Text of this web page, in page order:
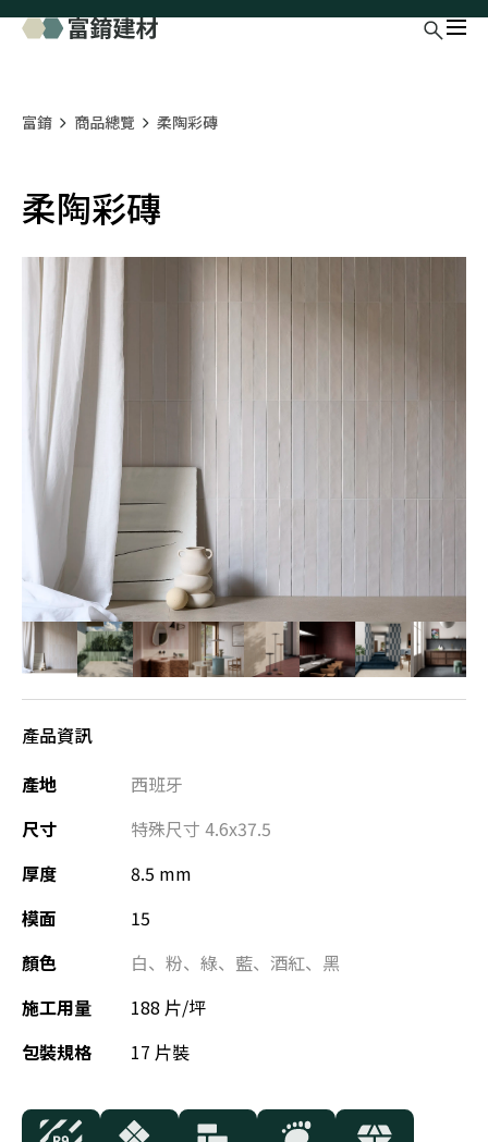
富錥 商品總覽 柔陶彩磚
柔陶彩磚
產品資訊
產地
西班牙
尺寸
特殊尺寸 4.6x37.5
厚度
8.5 mm
模面
15
顏色
白、 粉、 綠、 藍、 酒紅、 黑
施工用量
188 片/坪
包裝規格
17 片裝